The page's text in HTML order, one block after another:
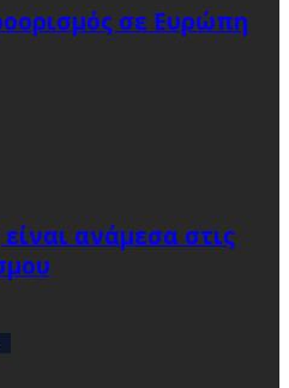
σε Ευρώπη
ανάμεσα στις